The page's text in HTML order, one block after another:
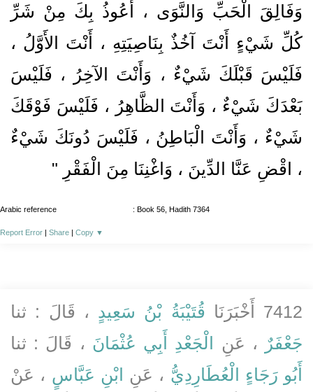
وَفَالِقَ الْحَبِّ وَالنَّوَى ، أَعُوذُ بِكَ مِنْ شَرِّ
كُلِّ شَيْءٍ أَنْتَ آخُذٌ بِنَاصِيَتِهِ ، أَنْتَ الأَوَّلُ ،
فَلَيْسَ قَبْلَكَ شَيْءٌ ، وَأَنْتَ الآخِرُ ، فَلَيْسَ
بَعْدَكَ شَيْءٌ ، وَأَنْتَ الظَّاهِرُ ، فَلَيْسَ فَوْقَكَ
شَيْءٌ ، وَأَنْتَ الْبَاطِنُ ، فَلَيْسَ دُونَكَ شَيْءٌ
، اقْضِ عَنَّا الدِّينَ ، وَاغْنِنَا مِنَ الْفَقْرِ "
Arabic reference : Book 56, Hadith 7364
Report Error | Share | Copy ▼
7412 أَخْبَرَنَا قُتَيْبَةُ بْنُ سَعِيدٍ
، قَالَ : ثنا
جَعْفَرٌ ، عَنِ الْجَعْدِ أَبِي عُثْمَانَ ، قَالَ : ثنا
أَبُو رَجَاءٍ الْعُطَارِدِيُّ ، عَنِ ابْنِ عَبَّاسٍ ، عَنْ